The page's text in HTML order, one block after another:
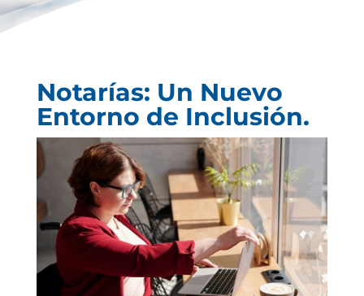
Notarías: Un Nuevo
Entorno de Inclusión.